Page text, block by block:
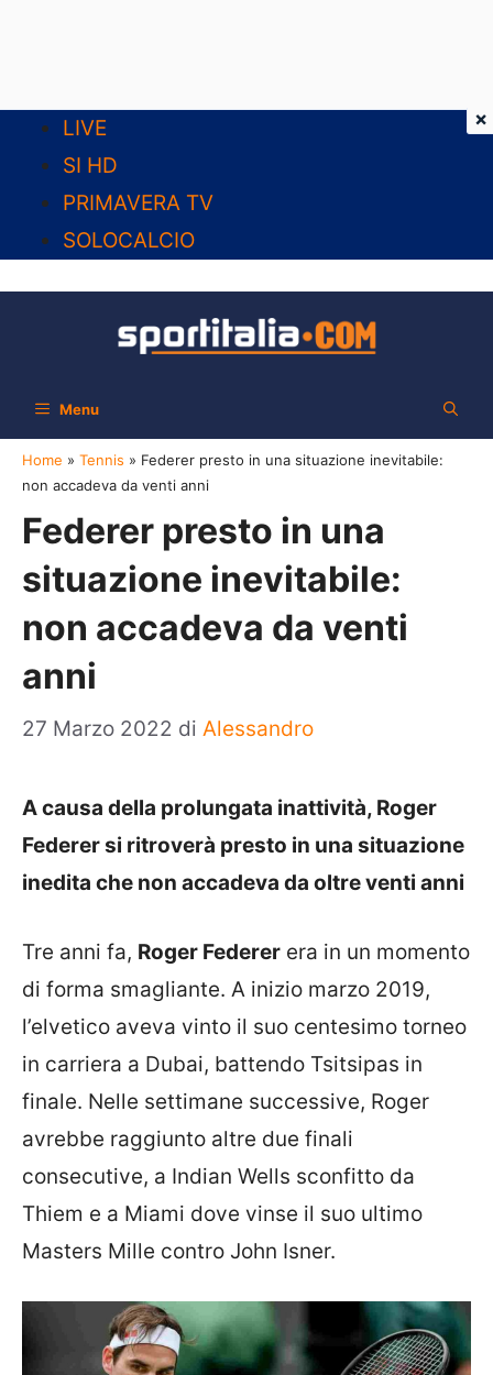
contenuto
LIVE
SI HD
PRIMAVERA TV
SOLOCALCIO
Menu
Home » Tennis » Federer presto in una situazione inevitabile:
non accadeva da venti anni
Federer presto in una
situazione inevitabile:
non accadeva da venti
anni
27 Marzo 2022 di Alessandro
A causa della prolungata inattività, Roger
Federer si ritroverà presto in una situazione
inedita che non accadeva da oltre venti anni
Tre anni fa, Roger Federer era in un momento
di forma smagliante. A inizio marzo 2019,
l’elvetico aveva vinto il suo centesimo torneo
in carriera a Dubai, battendo Tsitsipas in
finale. Nelle settimane successive, Roger
avrebbe raggiunto altre due finali
consecutive, a Indian Wells sconfitto da
Thiem e a Miami dove vinse il suo ultimo
Masters Mille contro John Isner.
×